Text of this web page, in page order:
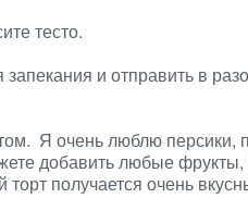
тесто.
и отправить в
Я очень люблю персики,
добавить любые фрукты,
получается очень